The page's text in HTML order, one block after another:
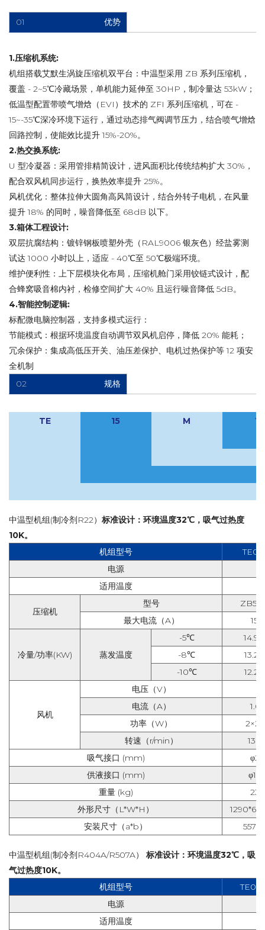
01 优势
1.压缩机系统:
机组搭载艾默生涡旋压缩机双平台：中温型采用 ZB 系列压缩机，
覆盖 - 2~5℃冷藏场景，单机能力延伸至 30HP，制冷量达 53kW；
低温型配置带喷气增焓（EVI）技术的 ZFI 系列压缩机，可在 -
15~-35℃深冷环境下运行，通过动态排气阀调节压力，结合喷气增焓
回路控制，使能效比提升 15%-20%。
2.热交换系统:
U 型冷凝器：采用管排精简设计，进风面积比传统结构扩大 30%，
配合双风机同步运行，换热效率提升 25%。
风机优化：整体拉伸大圆角高风筒设计，结合外转子电机，在风量
提升 18% 的同时，噪音降低至 68dB 以下。
3.箱体工程设计:
双层抗腐结构：镀锌钢板喷塑外壳（RAL9006 银灰色）经盐雾测
试达 1000 小时以上，适应 - 40℃至 50℃极端环境。
维护便利性：上下层模块化布局，压缩机舱门采用铰链式设计，配
合蜂窝吸音棉内衬，检修空间扩大 40% 且运行噪音降低 5dB。
4.智能控制逻辑:
标配微电脑控制器，支持多模式运行：
节能模式：根据环境温度自动调节双风机启停，降低 20% 能耗；
冗余保护：集成高低压开关、油压差保护、电机过热保护等 12 项安
全机制
02
规格
TE 15 M Y
中温型机组(制冷剂R22） 标准设计：环境温度32℃，吸气过热度
10K。
机组型号
TE
电源
适用温度
压缩机
型号
最大电流（A） 15.9
冷量/功率(KW) 蒸发温度
-5℃
14.9/
-8℃
13.2/
-10℃
12.2/
风机
电压（V）
电流（A）
1.02
功率（W）
转速（r/min）
吸气接口 (mm)
φ28
供液接口 (mm)
重量 (kg)
230
外形尺寸（ L*W*H ）
安装尺寸（a*b）
中温型机组(制冷剂R404A/R507A） 标准设计：环境温度32℃，吸
气过热度10K。
机组型号
电源
适用温度